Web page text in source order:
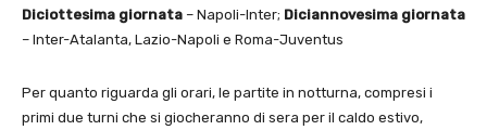
Diciottesima giornata – Napoli-Inter; Diciannovesima giornata
– Inter-Atalanta, Lazio-Napoli e Roma-Juventus
Per quanto riguarda gli orari, le partite in notturna, compresi i
primi due turni che si giocheranno di sera per il caldo estivo,